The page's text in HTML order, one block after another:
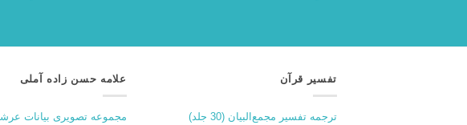
تفسیر قرآن
ترجمه تفسیر مجمع‌البیان (30 جلد)
علامه حسن زاده آملی
مجموعه تصویری بیانات